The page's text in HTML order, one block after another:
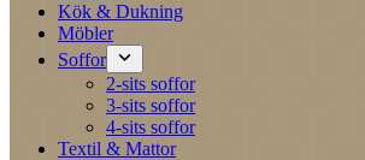
Kök & Dukning
Möbler
Soffor
2-sits soffor
3-sits soffor
4-sits soffor
Textil & Mattor